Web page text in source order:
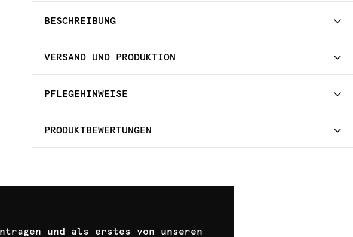
BESCHREIBUNG
VERSAND UND PRODUKTION
PFLEGEHINWEISE
PRODUKTBEWERTUNGEN
und als erstes von unseren